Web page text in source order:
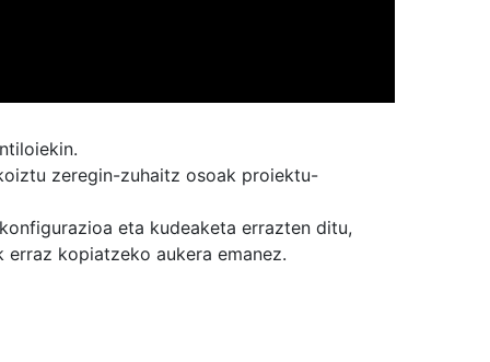
zeregin-zuhaitz osoak proiektu-
eta kudeaketa errazten ditu,
kopiatzeko aukera emanez.